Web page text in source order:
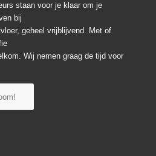
staan voor je klaar om je
bij
geheel vrijblijvend. Met of
Wij nemen graag de tijd voor